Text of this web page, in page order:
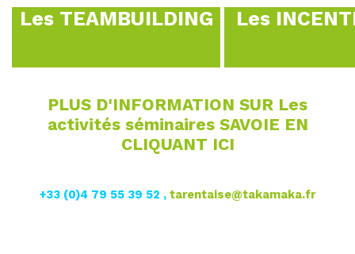
Les TEAMBUILDING Les
PLUS D'INFORMATION SUR Les
activités séminaires SAVOIE EN
CLIQUANT ICI
+33 (0)4 79 55 39 52 , tarentaise@takamaka.fr